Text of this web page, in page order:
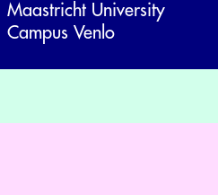
Maastricht University
Campus Venlo